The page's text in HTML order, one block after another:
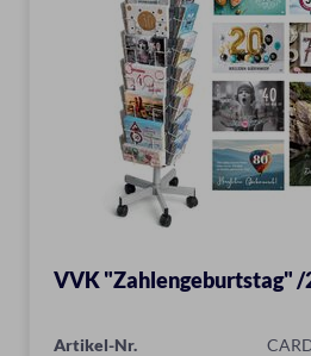
VVK "Zahlengeburtstag" /
Artikel-Nr.